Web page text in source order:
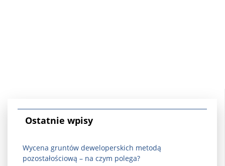
Ostatnie wpisy
Wycena gruntów deweloperskich metodą
pozostałościową – na czym polega?